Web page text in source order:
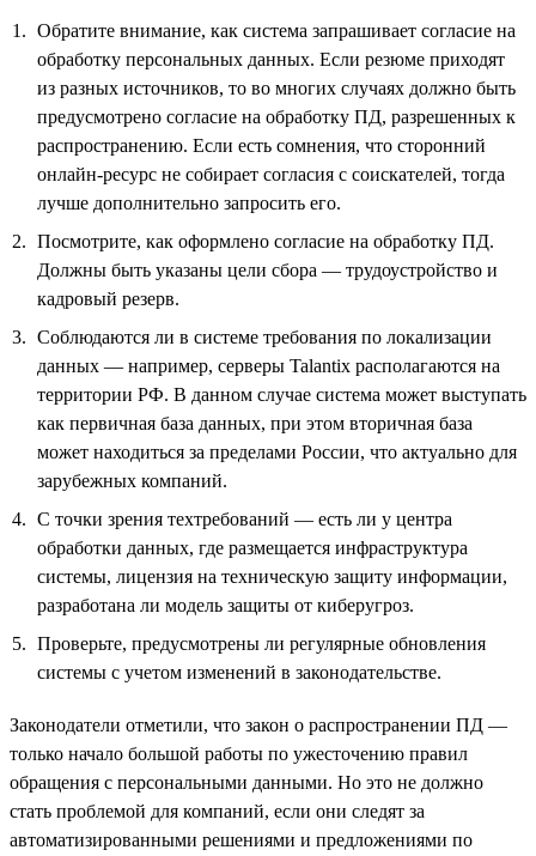
Обратите внимание, как система запрашивает согласие на
обработку персональных данных. Если резюме приходят
из разных источников, то во многих случаях должно быть
предусмотрено согласие на обработку ПД, разрешенных к
распространению. Если есть сомнения, что сторонний
онлайн-ресурс не собирает согласия с соискателей, тогда
лучше дополнительно запросить его.
Посмотрите, как оформлено согласие на обработку ПД.
Должны быть указаны цели сбора — трудоустройство и
кадровый резерв.
Соблюдаются ли в системе требования по локализации
данных — например, серверы Talantix располагаются на
территории РФ. В данном случае система может выступать
как первичная база данных, при этом вторичная база
может находиться за пределами России, что актуально для
зарубежных компаний.
С точки зрения техтребований — есть ли у центра
обработки данных, где размещается инфраструктура
системы, лицензия на техническую защиту информации,
разработана ли модель защиты от киберугроз.
Проверьте, предусмотрены ли регулярные обновления
системы с учетом изменений в законодательстве.
Законодатели отметили, что закон о распространении ПД —
только начало большой работы по ужесточению правил
обращения с персональными данными. Но это не должно
стать проблемой для компаний, если они следят за
автоматизированными решениями и предложениями по